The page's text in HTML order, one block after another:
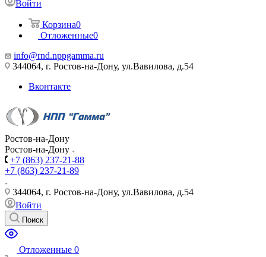
Войти
Корзина0
Отложенные0
info@rnd.nppgamma.ru
344064, г. Ростов-на-Дону, ул.Вавилова, д.54
Вконтакте
Ростов-на-Дону
Ростов-на-Дону
+7 (863) 237-21-88
+7 (863) 237-21-89
344064, г. Ростов-на-Дону, ул.Вавилова, д.54
Войти
Поиск
Отложенные 0